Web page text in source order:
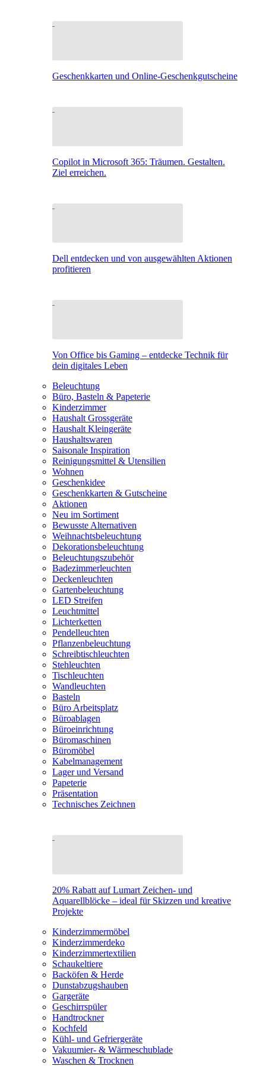
Geschenkkarten und Online-Geschenkgutscheine
Copilot in Microsoft 365: Träumen. Gestalten.
Ziel erreichen.
Dell entdecken und von ausgewählten Aktionen
profitieren
Von Office bis Gaming – entdecke Technik für
dein digitales Leben
Beleuchtung
Büro, Basteln & Papeterie
Kinderzimmer
Haushalt Grossgeräte
Haushalt Kleingeräte
Haushaltswaren
Saisonale Inspiration
Reinigungsmittel & Utensilien
Wohnen
Geschenkidee
Geschenkkarten & Gutscheine
Aktionen
Neu im Sortiment
Bewusste Alternativen
Weihnachtsbeleuchtung
Dekorationsbeleuchtung
Beleuchtungszubehör
Badezimmerleuchten
Deckenleuchten
Gartenbeleuchtung
LED Streifen
Leuchtmittel
Lichterketten
Pendelleuchten
Pflanzenbeleuchtung
Schreibtischleuchten
Stehleuchten
Tischleuchten
Wandleuchten
Basteln
Büro Arbeitsplatz
Büroablagen
Büroeinrichtung
Büromaschinen
Büromöbel
Kabelmanagement
Lager und Versand
Papeterie
Präsentation
Technisches Zeichnen
20% Rabatt auf Lumart Zeichen- und
Aquarellblöcke – ideal für Skizzen und kreative
Projekte
Kinderzimmermöbel
Kinderzimmerdeko
Kinderzimmertextilien
Schaukeltiere
Backöfen & Herde
Dunstabzugshauben
Gargeräte
Geschirrspüler
Handtrockner
Kochfeld
Kühl- und Gefriergeräte
Vakuumier- & Wärmeschublade
Waschen & Trocknen